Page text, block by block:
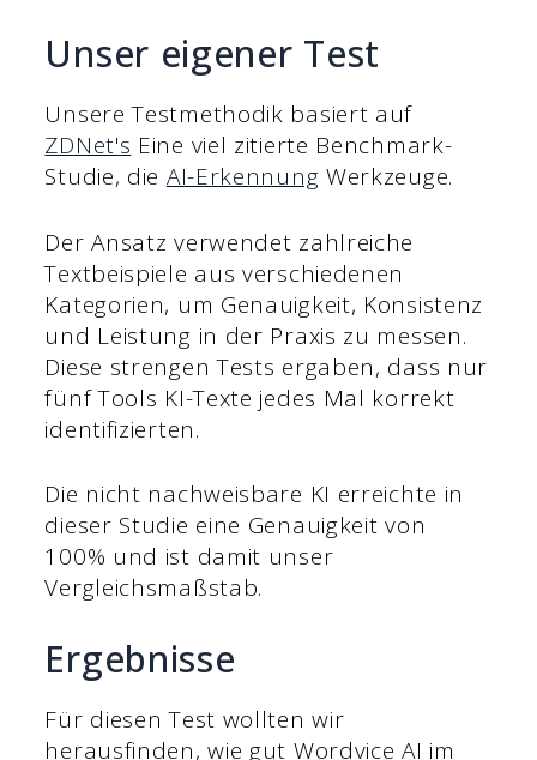
Unser eigener Test
Unsere Testmethodik basiert auf
ZDNet's Eine viel zitierte Benchmark-
Studie, die AI-Erkennung Werkzeuge.
Der Ansatz verwendet zahlreiche
Textbeispiele aus verschiedenen
Kategorien, um Genauigkeit, Konsistenz
und Leistung in der Praxis zu messen.
Diese strengen Tests ergaben, dass nur
fünf Tools KI-Texte jedes Mal korrekt
identifizierten.
Die nicht nachweisbare KI erreichte in
dieser Studie eine Genauigkeit von
100% und ist damit unser
Vergleichsmaßstab.
Ergebnisse
Für diesen Test wollten wir
herausfinden, wie gut Wordvice AI im